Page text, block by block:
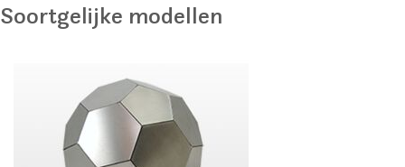
Soortgelijke modellen